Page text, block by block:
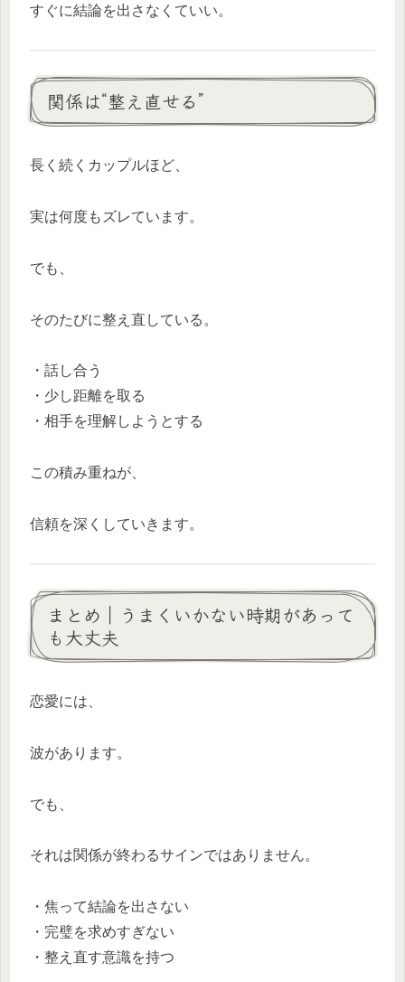
すぐに結論を出さなくていい。
関係は“整え直せる”
長く続くカップルほど、
実は何度もズレています。
でも、
そのたびに整え直している。
・話し合う
・少し距離を取る
・相手を理解しようとする
この積み重ねが、
信頼を深くしていきます。
まとめ｜うまくいかない時期があって
も大丈夫
恋愛には、
波があります。
でも、
それは関係が終わるサインではありません。
・焦って結論を出さない
・完璧を求めすぎない
・整え直す意識を持つ